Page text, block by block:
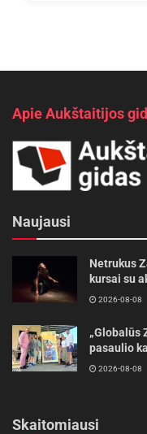
Apie Aukštaitijos
Naujausi
Netrukus
kursai su
2026-08-08
„Globalūs
pasaulio
2026-08-08
Skaitomiausi